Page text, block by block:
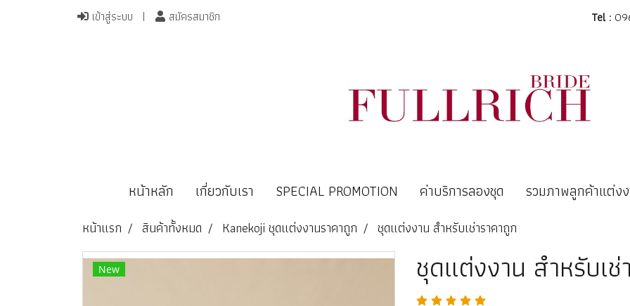
เข้าสู่ระบบ สมัครสมาชิก Tel :
หน้าหลัก เกี่ยวกับเรา SPECIAL PROMOTION ค่าบริการลองชุด รวมภาพลูกค้าแต่ง
หน้าแรก สินค้าทั้งหมด Kanekoji ชุดแต่งงานราคาถูก ชุดแต่งงาน สำหรับเช่าราคาถูก
New ชุดแต่งงาน สำหรับเช่